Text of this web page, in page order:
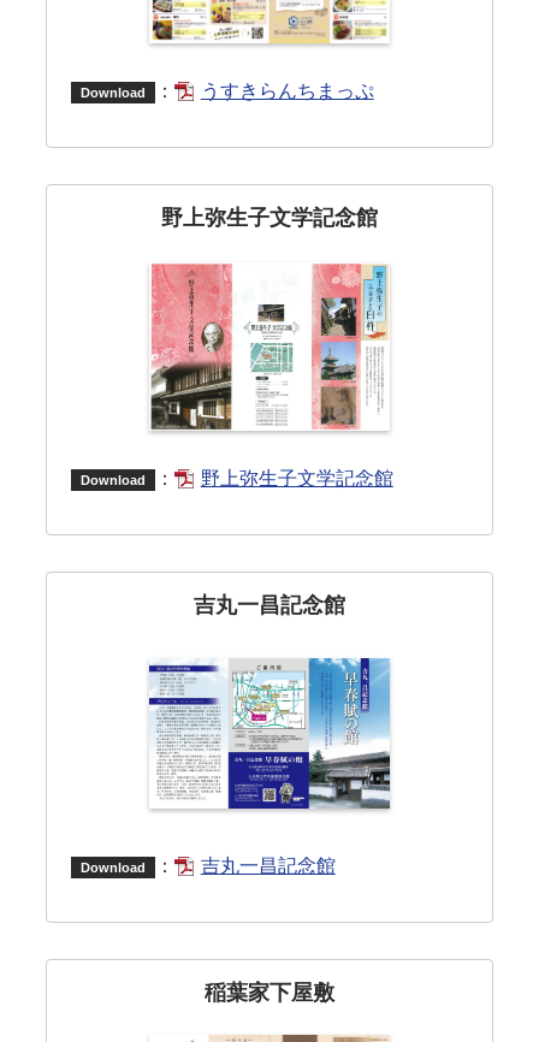
Download ： うすきらんちまっぷ
野上弥生子文学記念館
Download ： 野上弥生子文学記念館
吉丸一昌記念館
Download ： 吉丸一昌記念館
稲葉家下屋敷